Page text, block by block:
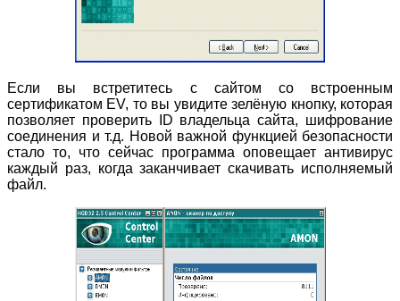
Если вы встретитесь с сайтом со встроенным
сертификатом EV, то вы увидите зелёную кнопку, которая
позволяет проверить ID владельца сайта, шифрование
соединения и т.д. Новой важной функцией безопасности
стало то, что сейчас программа оповещает антивирус
каждый раз, когда заканчивает скачивать исполняемый
файл.